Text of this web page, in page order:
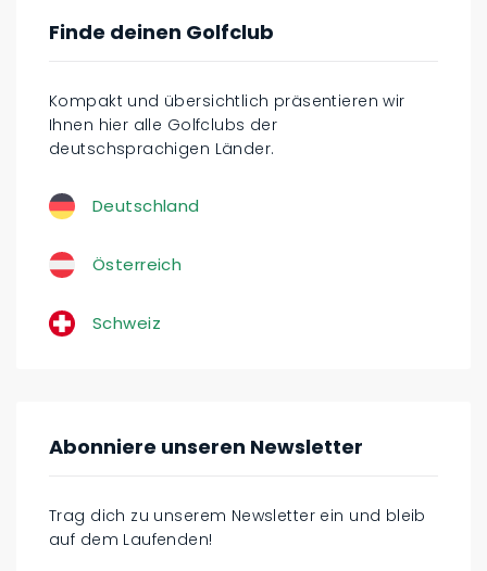
Finde deinen Golfclub
Kompakt und übersichtlich präsentieren wir
Ihnen hier alle Golfclubs der
deutschsprachigen Länder.
Deutschland
Österreich
Schweiz
Abonniere unseren Newsletter
Trag dich zu unserem Newsletter ein und bleib
auf dem Laufenden!